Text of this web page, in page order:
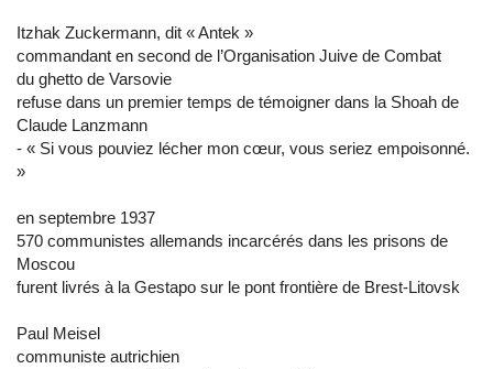
Itzhak Zuckermann, dit « Antek »
commandant en second de l’Organisation Juive de Combat
du ghetto de Varsovie
refuse dans un premier temps de témoigner dans la Shoah de
Claude Lanzmann
- « Si vous pouviez lécher mon cœur, vous seriez empoisonné.
»
en septembre 1937
570 communistes allemands incarcérés dans les prisons de
Moscou
furent livrés à la Gestapo sur le pont frontière de Brest-Litovsk
Paul Meisel
communiste autrichien